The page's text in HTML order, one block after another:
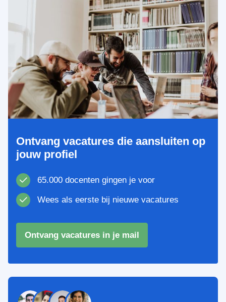
Ontvang vacatures die aansluiten op
jouw profiel
65.000 docenten gingen je voor
Wees als eerste bij nieuwe vacatures
Ontvang vacatures in je mail